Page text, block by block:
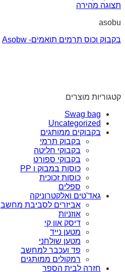
תצוגה מהירה
asobu
בקבוק וכוס תרמים תואמים- Asobw
קטגוריות מוצרים
Swag bag
Uncategorized
בקבוקים ממותגים
בקבוק תרמי
בקבוקי חליטה
בקבוקי ספורט
כוסות במבוק ו PP
כוסות זכוכית
ספלים
גאד'טים ואלקטרוניקה
אביזרים לסביבת מחשב
אוזניות
דיסק און קי
מטען נייד
מטען שולחני
פד ועכבר למחשב
רמקולים ממותגים
חזרה לבית הספר